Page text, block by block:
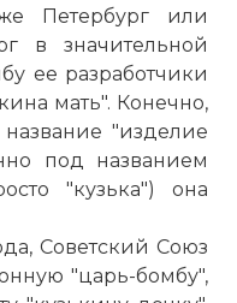
Петербург или
в значительной
ее разработчики
мать". Конечно,
"изделие
под названием
"кузька") она
Советский Союз
"царь-бомбу",